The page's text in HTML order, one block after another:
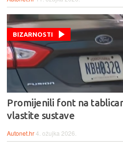
BIZARNOSTI
Promijenili font na
vlastite sustave
Autonet.hr4. ožujka 2026.